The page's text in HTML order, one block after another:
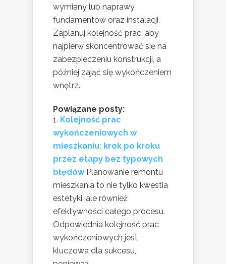
wymiany lub naprawy
fundamentów oraz instalacji.
Zaplanuj kolejność prac, aby
najpierw skoncentrować się na
zabezpieczeniu konstrukcji, a
później zająć się wykończeniem
wnętrz.
Powiązane posty:
Kolejność prac
wykończeniowych w
mieszkaniu: krok po kroku
przez etapy bez typowych
błędów Planowanie remontu
mieszkania to nie tylko kwestia
estetyki, ale również
efektywności całego procesu.
Odpowiednia kolejność prac
wykończeniowych jest
kluczowa dla sukcesu,